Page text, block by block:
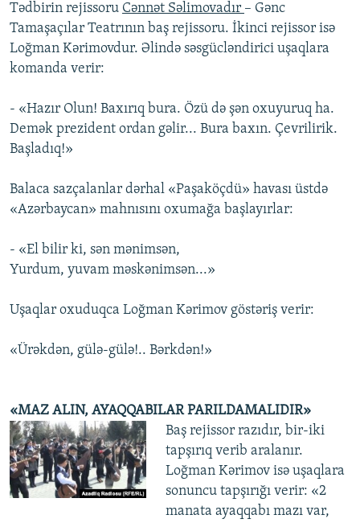
Tədbirin rejissoru Cənnət Səlimovadır – Gənc
Tamaşaçılar Teatrının baş rejissoru. İkinci rejissor isə
Loğman Kərimovdur. Əlində səsgücləndirici uşaqlara
komanda verir:
- «Hazır Olun! Baxırıq bura. Özü də şən oxuyuruq ha.
Demək prezident ordan gəlir... Bura baxın. Çevrilirik.
Başladıq!»
Balaca sazçalanlar dərhal «Paşaköçdü» havası üstdə
«Azərbaycan» mahnısını oxumağa başlayırlar:
- «El bilir ki, sən mənimsən,
Yurdum, yuvam məskənimsən...»
Uşaqlar oxuduqca Loğman Kərimov göstəriş verir:
«Ürəkdən, gülə-gülə!.. Bərkdən!»
«MAZ ALIN, AYAQQABILAR PARILDAMALIDIR»
Baş rejissor razıdır, bir-iki
tapşırıq verib aralanır.
Loğman Kərimov isə uşaqlara
sonuncu tapşırığı verir: «2
manata ayaqqabı mazı var,